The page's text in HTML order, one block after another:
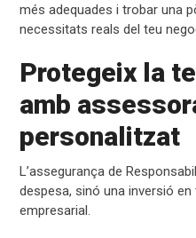
més adequades i trobar una
necessitats reals del teu
Protegeix la
amb
personalitzat
L’assegurança de
despesa, sinó una inversió
empresarial.